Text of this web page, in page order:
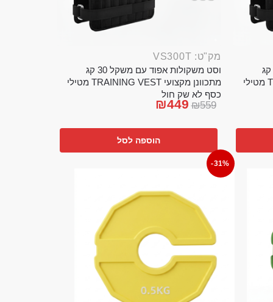
וסט משקולות אפוד עם משקל 20 קג
מתכוונן מקצועי TRAINING VEST מטילי
מק"ט: VS300T
וסט משקולות אפוד עם משקל 30 קג
מתכוונן מקצועי TRAINING VEST מטילי
כסף לא שק חול
₪559
₪449
הוספה לסל
-31%